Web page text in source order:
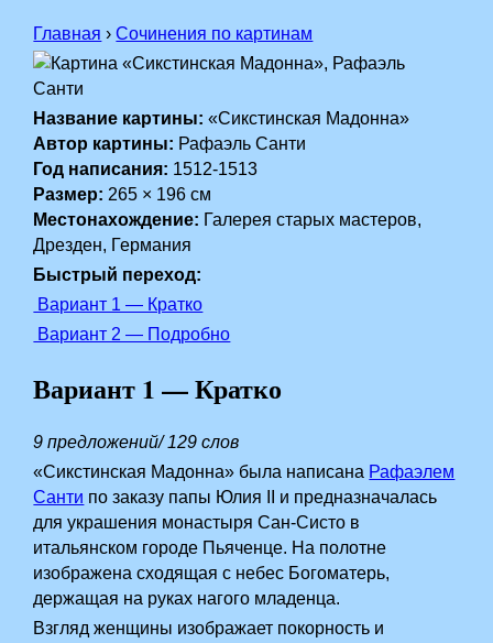
Главная › Сочинения по картинам
Название картины: «Сикстинская Мадонна»
Автор картины: Рафаэль Санти
Год написания: 1512-1513
Размер: 265 × 196 см
Местонахождение: Галерея старых мастеров,
Дрезден, Германия
Быстрый переход:
Вариант 1 — Кратко
Вариант 2 — Подробно
Вариант 1 — Кратко
9 предложений/ 129 слов
«Сикстинская Мадонна» была написана Рафаэлем
Санти по заказу папы Юлия II и предназначалась
для украшения монастыря Сан-Систо в
итальянском городе Пьяченце. На полотне
изображена сходящая с небес Богоматерь,
держащая на руках нагого младенца.
Взгляд женщины изображает покорность и